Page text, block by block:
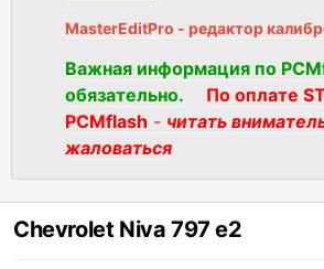
MasterEditPro - редактор
Важная информация по
обязательно.
По оплате
PCMflash - читать
жаловаться
Chevrolet Niva 797 е2